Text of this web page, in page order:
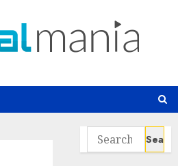
Search
for: